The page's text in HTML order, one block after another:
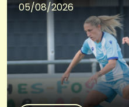
05/08/2026